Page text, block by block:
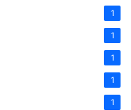
1
1
1
1
1